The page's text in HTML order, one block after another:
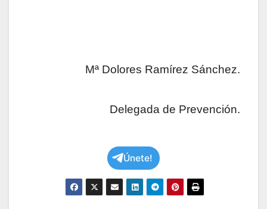
Mª Dolores Ramírez Sánchez.
Delegada de Prevención.
Únete!